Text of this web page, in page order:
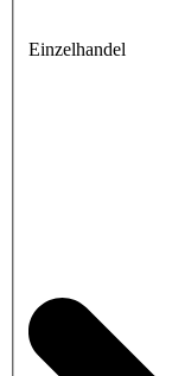
Einzelhandel